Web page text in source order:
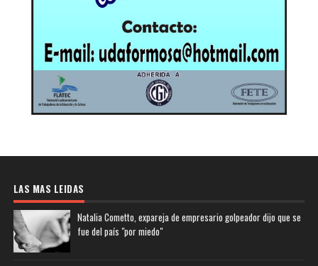
LAS MAS LEIDAS
Natalia Cometto, expareja de empresario golpeador dijo que se
fue del país "por miedo"